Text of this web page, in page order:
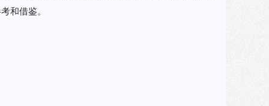
和借鉴。